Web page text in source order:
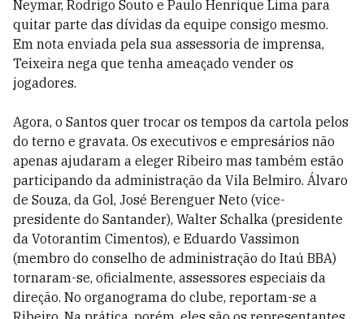
Neymar, Rodrigo Souto e Paulo Henrique Lima para
quitar parte das dívidas da equipe consigo mesmo.
Em nota enviada pela sua assessoria de imprensa,
Teixeira nega que tenha ameaçado vender os
jogadores.
Agora, o Santos quer trocar os tempos da cartola pelos
do terno e gravata. Os executivos e empresários não
apenas ajudaram a eleger Ribeiro mas também estão
participando da administração da Vila Belmiro. Álvaro
de Souza, da Gol, José Berenguer Neto (vice-
presidente do Santander), Walter Schalka (presidente
da Votorantim Cimentos), e Eduardo Vassimon
(membro do conselho de administração do Itaú BBA)
tornaram-se, oficialmente, assessores especiais da
direção. No organograma do clube, reportam-se a